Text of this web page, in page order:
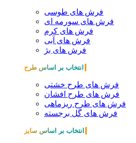
فرش های طوسی
فرش های سورمه ای
فرش های کرم
فرش های آبی
فرش های بژ
انتخاب بر اساس طرح
فرش های طرح خشتی
فرش های طرح افشان
فرش های طرح ریزماهی
فرش های گل برجسته
انتخاب بر اساس سایز